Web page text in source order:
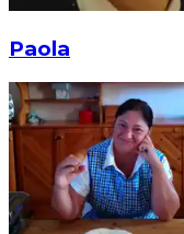
Paola